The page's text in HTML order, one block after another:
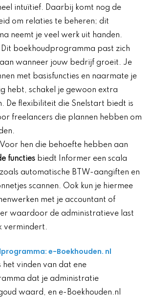
intuïtief. Daarbij komt nog de
om relaties te beheren; dit
neemt je veel werk uit handen.
Dit boekhoudprogramma past zich
wanneer jouw bedrijf groeit. Je
met basisfuncties en naarmate je
hebt, schakel je gewoon extra
De flexibiliteit die Snelstart biedt is
freelancers die plannen hebben om
hen die behoefte hebben aan
functies biedt Informer een scala
automatische BTW-aangiften en
scannen. Ook kun je hiermee
met je accountant of
waardoor de administratieve last
vermindert.
e-Boekhouden. nl
het vinden van dat ene
dat je administratie
waard, en e-Boekhouden.nl